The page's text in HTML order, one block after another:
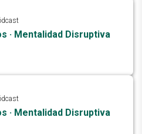
· Mentalidad Disruptiva
· Mentalidad Disruptiva